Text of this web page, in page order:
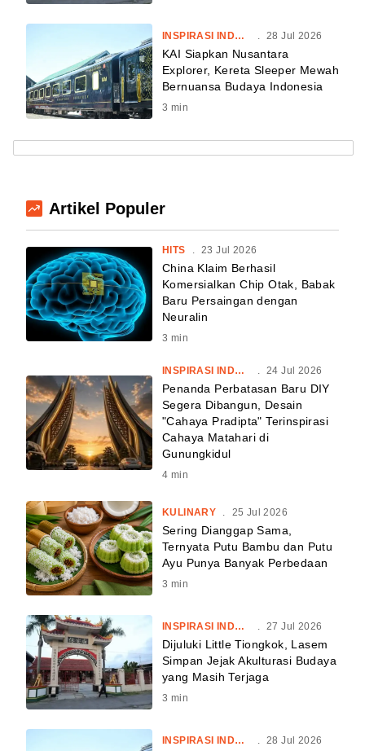
INSPIRASI INDONESIA 28 Jul 2026
KAI Siapkan Nusantara
Explorer, Kereta Sleeper Mewah
Bernuansa Budaya Indonesia
3 min
Artikel Populer
HITS 23 Jul 2026
China Klaim Berhasil
Komersialkan Chip Otak, Babak
Baru Persaingan dengan
Neuralin
3 min
INSPIRASI INDONESIA 24 Jul 2026
Penanda Perbatasan Baru DIY
Segera Dibangun, Desain
"Cahaya Pradipta" Terinspirasi
Cahaya Matahari di
Gunungkidul
4 min
KULINARY 25 Jul 2026
Sering Dianggap Sama,
Ternyata Putu Bambu dan Putu
Ayu Punya Banyak Perbedaan
3 min
INSPIRASI INDONESIA . 27 Jul 2026
Dijuluki Little Tiongkok, Lasem
Simpan Jejak Akulturasi Budaya
yang Masih Terjaga
3 min
INSPIRASI INDONESIA . 28 Jul 2026